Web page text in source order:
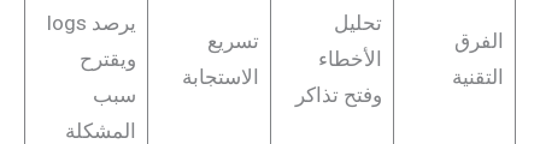
الفرق
التقنية
تحليل
الأخطاء
وفتح تذاكر
تسريع
الاستجابة
يرصد logs
ويقترح
سبب
المشكلة